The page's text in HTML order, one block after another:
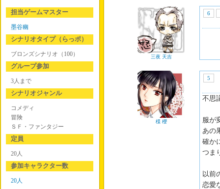
三夜 天吉
6
楪 櫻
5
不思
服が
あの
確か
つま
以前
恋愛
担当ゲームマスター
墨谷幽
シナリオタイプ（らっポ）
ブロンズシナリオ（100）
グループ参加
3人まで
シナリオジャンル
コメディ
冒険
ＳＦ・ファンタジー
定員
20人
参加キャラクター数
20人